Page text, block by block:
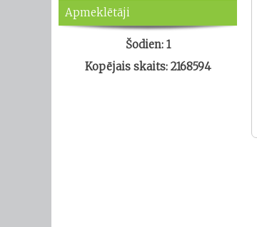
Apmeklētāji
Šodien: 1
Kopējais skaits: 2168594